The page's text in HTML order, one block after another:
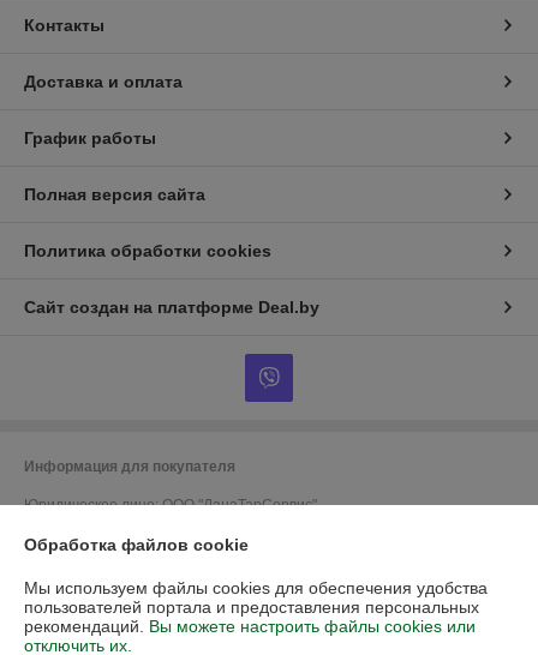
Контакты
Доставка и оплата
График работы
Полная версия сайта
Политика обработки cookies
Сайт создан на платформе Deal.by
Информация для покупателя
Юридическое лицо:ООО "ДанаТарСервис"
УНП: 192728056
Регистрационный орган: Мингорисполком
Обработка файлов cookie
Мы используем файлы cookies для обеспечения удобства
пользователей портала и предоставления персональных
рекомендаций. Вы можете настроить файлы cookies или
отключить их.